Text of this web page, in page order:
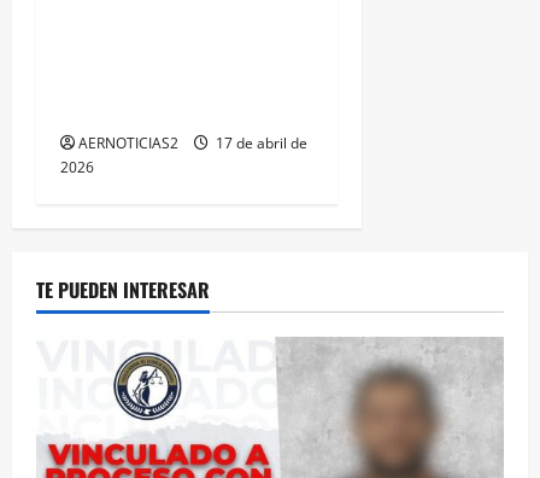
AERNOTICIAS2
17 de abril de
2026
TE PUEDEN INTERESAR